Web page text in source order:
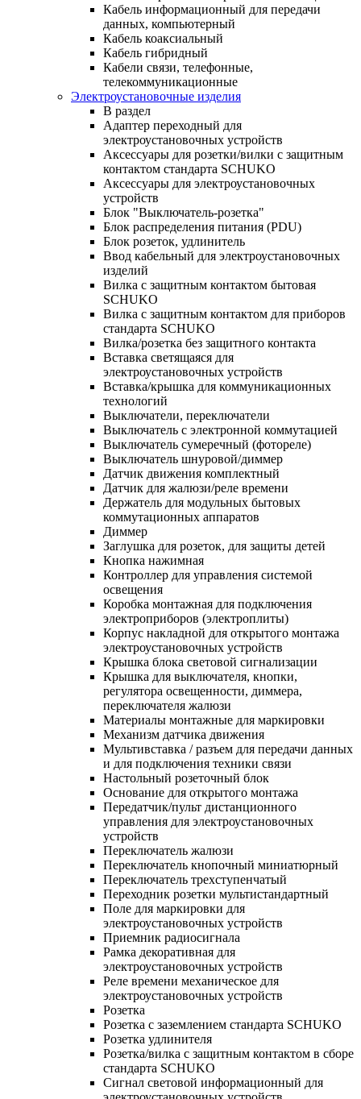
Кабель информационный для передачи
данных, компьютерный
Кабель коаксиальный
Кабель гибридный
Кабели связи, телефонные,
телекоммуникационные
Электроустановочные изделия
В раздел
Адаптер переходный для
электроустановочных устройств
Аксессуары для розетки/вилки с защитным
контактом стандарта SCHUKO
Аксессуары для электроустановочных
устройств
Блок "Выключатель-розетка"
Блок распределения питания (PDU)
Блок розеток, удлинитель
Ввод кабельный для электроустановочных
изделий
Вилка с защитным контактом бытовая
SCHUKO
Вилка с защитным контактом для приборов
стандарта SCHUKO
Вилка/розетка без защитного контакта
Вставка светящаяся для
электроустановочных устройств
Вставка/крышка для коммуникационных
технологий
Выключатели, переключатели
Выключатель с электронной коммутацией
Выключатель сумеречный (фотореле)
Выключатель шнуровой/диммер
Датчик движения комплектный
Датчик для жалюзи/реле времени
Держатель для модульных бытовых
коммутационных аппаратов
Диммер
Заглушка для розеток, для защиты детей
Кнопка нажимная
Контроллер для управления системой
освещения
Коробка монтажная для подключения
электроприборов (электроплиты)
Корпус накладной для открытого монтажа
электроустановочных устройств
Крышка блока световой сигнализации
Крышка для выключателя, кнопки,
регулятора освещенности, диммера,
переключателя жалюзи
Материалы монтажные для маркировки
Механизм датчика движения
Мультивставка / разъем для передачи данных
и для подключения техники связи
Настольный розеточный блок
Основание для открытого монтажа
Передатчик/пульт дистанционного
управления для электроустановочных
устройств
Переключатель жалюзи
Переключатель кнопочный миниатюрный
Переключатель трехступенчатый
Переходник розетки мультистандартный
Поле для маркировки для
электроустановочных устройств
Приемник радиосигнала
Рамка декоративная для
электроустановочных устройств
Реле времени механическое для
электроустановочных устройств
Розетка
Розетка с заземлением стандарта SCHUKO
Розетка удлинителя
Розетка/вилка с защитным контактом в сборе
стандарта SCHUKO
Сигнал световой информационный для